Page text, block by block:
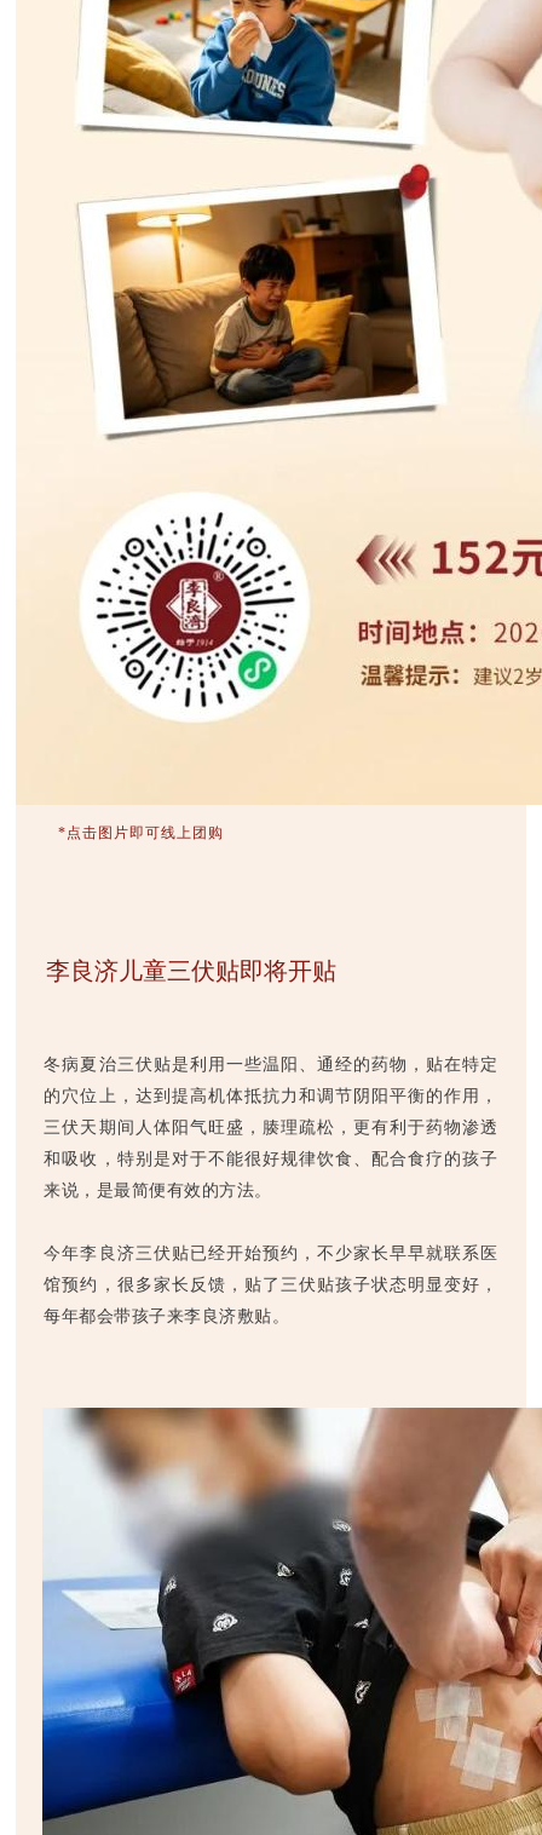
*点击图片即可线上团购
李良济儿童三伏贴即将开贴
冬病夏治三伏贴是利用一些温阳、通经的药物，贴在特定
的穴位上，达到提高机体抵抗力和调节阴阳平衡的作用，
三伏天期间人体阳气旺盛，腠理疏松，更有利于药物渗透
和吸收，特别是对于不能很好规律饮食、配合食疗的孩子
来说，是最简便有效的方法。
今年李良济三伏贴已经开始预约，不少家长早早就联系医
馆预约，很多家长反馈，贴了三伏贴孩子状态明显变好，
每年都会带孩子来李良济敷贴。